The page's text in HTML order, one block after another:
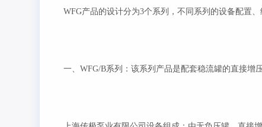
WFG产品的设计分为3个系列，不同系列的设备配置、
一、WFG/B系列：该系列产品是配套稳流罐的直接增